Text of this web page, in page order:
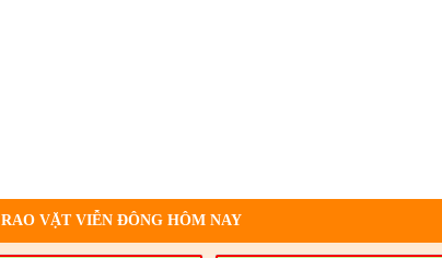
RAO VẶT VIỄN ĐÔNG HÔM NAY